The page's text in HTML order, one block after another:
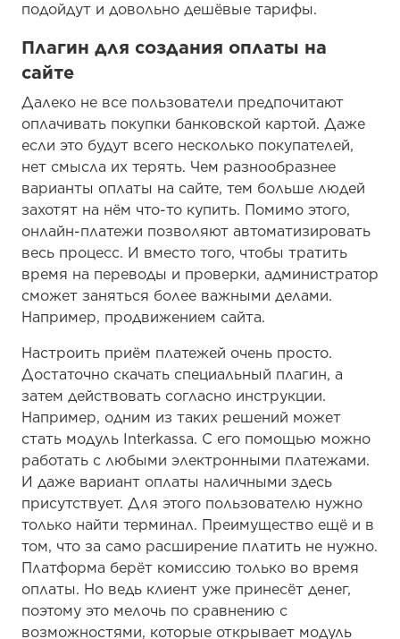
подойдут и довольно дешёвые тарифы.
Плагин для создания оплаты на
сайте
Далеко не все пользователи предпочитают
оплачивать покупки банковской картой. Даже
если это будут всего несколько покупателей,
нет смысла их терять. Чем разнообразнее
варианты оплаты на сайте, тем больше людей
захотят на нём что-то купить. Помимо этого,
онлайн-платежи позволяют автоматизировать
весь процесс. И вместо того, чтобы тратить
время на переводы и проверки, администратор
сможет заняться более важными делами.
Например, продвижением сайта.
Настроить приём платежей очень просто.
Достаточно скачать специальный плагин, а
затем действовать согласно инструкции.
Например, одним из таких решений может
стать модуль Interkassa. С его помощью можно
работать с любыми электронными платежами.
И даже вариант оплаты наличными здесь
присутствует. Для этого пользователю нужно
только найти терминал. Преимущество ещё и в
том, что за само расширение платить не нужно.
Платформа берёт комиссию только во время
оплаты. Но ведь клиент уже принесёт денег,
поэтому это мелочь по сравнению с
возможностями, которые открывает модуль